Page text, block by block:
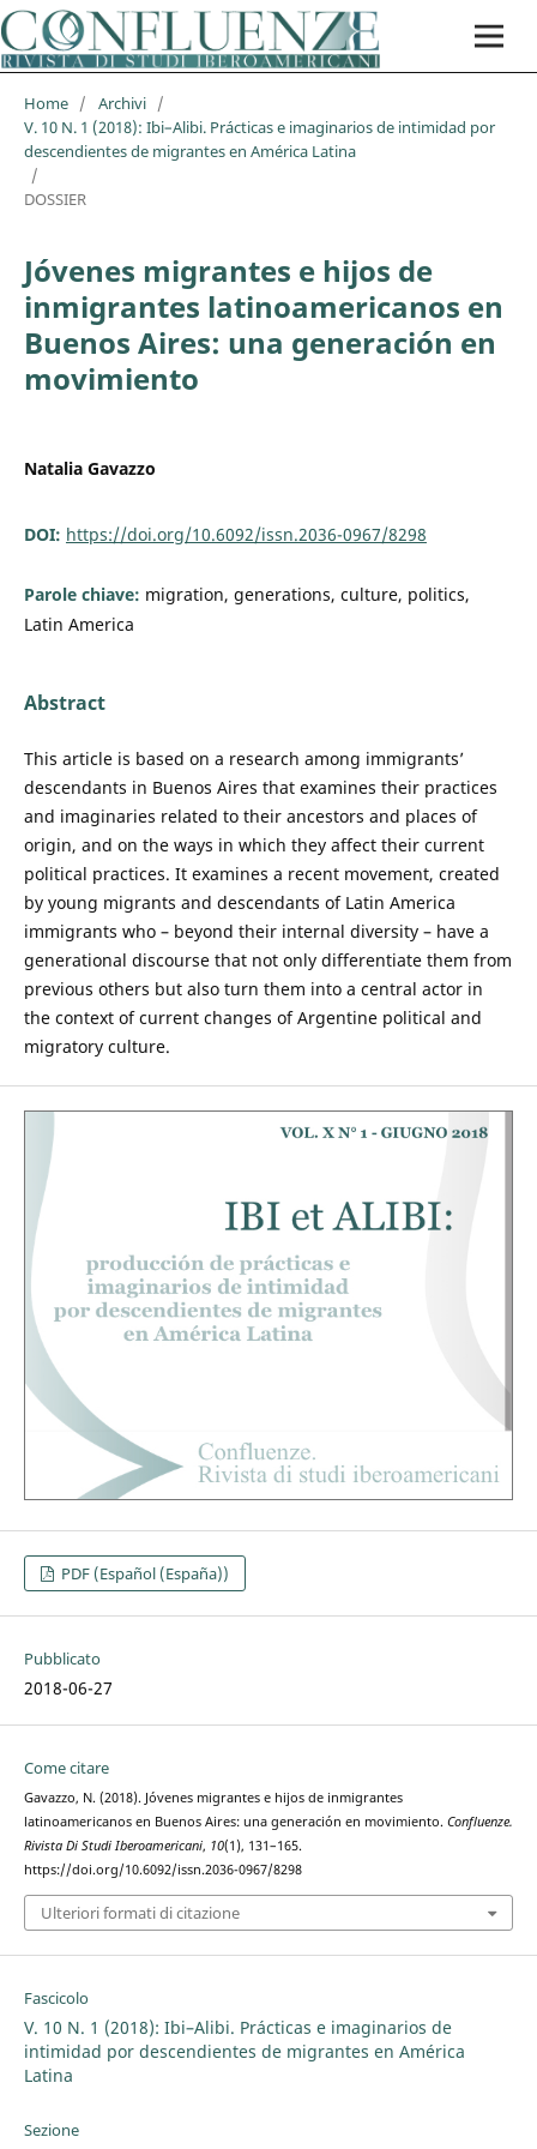
Home / Archivi /
V. 10 N. 1 (2018): Ibi–Alibi. Prácticas e imaginarios de intimidad por
descendientes de migrantes en América Latina
/
DOSSIER
Jóvenes migrantes e hijos de
inmigrantes latinoamericanos en
Buenos Aires: una generación en
movimiento
Natalia Gavazzo
DOI: https://doi.org/10.6092/issn.2036-0967/8298
Parole chiave: migration, generations, culture, politics,
Latin America
Abstract
This article is based on a research among immigrants’
descendants in Buenos Aires that examines their practices
and imaginaries related to their ancestors and places of
origin, and on the ways in which they affect their current
political practices. It examines a recent movement, created
by young migrants and descendants of Latin America
immigrants who – beyond their internal diversity – have a
generational discourse that not only differentiate them from
previous others but also turn them into a central actor in
the context of current changes of Argentine political and
migratory culture.
PDF (Español (España))
Pubblicato
2018-06-27
Come citare
Gavazzo, N. (2018). Jóvenes migrantes e hijos de inmigrantes
latinoamericanos en Buenos Aires: una generación en movimiento. Confluenze.
Rivista Di Studi Iberoamericani, 10(1), 131–165.
https://doi.org/10.6092/issn.2036-0967/8298
Ulteriori formati di citazione
Fascicolo
V. 10 N. 1 (2018): Ibi–Alibi. Prácticas e imaginarios de
intimidad por descendientes de migrantes en América
Latina
Sezione